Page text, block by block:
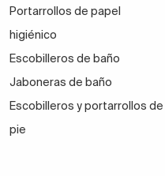
Portarrollos de papel
higiénico
Escobilleros de baño
Jaboneras de baño
Escobilleros y portarrollos de
pie